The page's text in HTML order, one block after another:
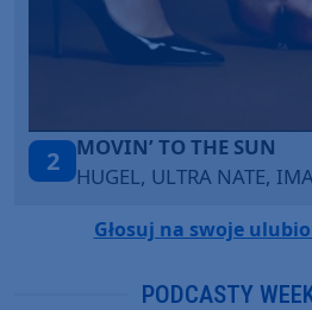
3
ITEPE ITEDE
SANAH
Głosuj na swoje
PODCASTY